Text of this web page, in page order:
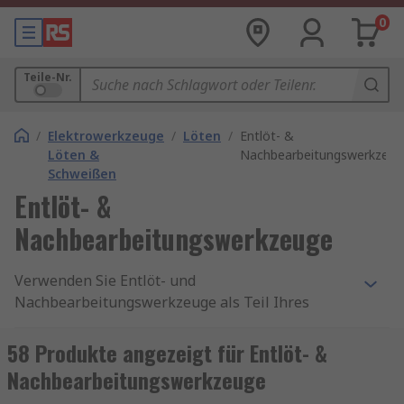
0
Teile-Nr.
/ Elektrowerkzeuge
Löten &
Schweißen
/ Löten / Entlöt- &
Entlöt- &
Nachbearbeitungswerkzeuge
Verwenden Sie Entlöt- und
Nachbearbeitungswerkzeuge als Teil Ihres
wurden für den Einsatz mit Leiterplatten,
Verdrahtung oder gelötete Komponenten
entwickelt. Entlöt- und
58 Produkte angezeigt für Entlöt- &
Nachbearbeitungswerkzeuge